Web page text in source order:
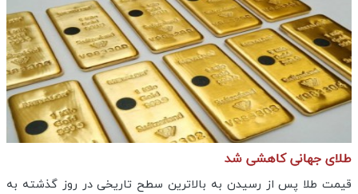
طلای جهانی کاهشی شد
قیمت طلا پس از رسیدن به بالاترین سطح تاریخی در روز گذشته به